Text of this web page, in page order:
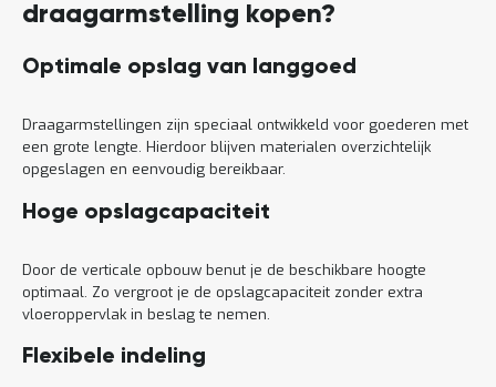
draagarmstelling kopen?
Optimale opslag van langgoed
Draagarmstellingen zijn speciaal ontwikkeld voor goederen met
een grote lengte. Hierdoor blijven materialen overzichtelijk
opgeslagen en eenvoudig bereikbaar.
Hoge opslagcapaciteit
Door de verticale opbouw benut je de beschikbare hoogte
optimaal. Zo vergroot je de opslagcapaciteit zonder extra
vloeroppervlak in beslag te nemen.
Flexibele indeling